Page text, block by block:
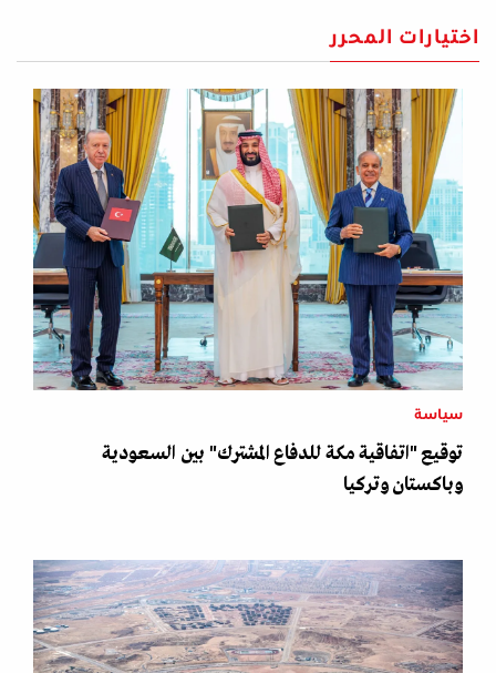
اختيارات المحرر
سياسة
توقيع "اتفاقية مكة للدفاع المشترك" بين السعودية
وباكستان وتركيا